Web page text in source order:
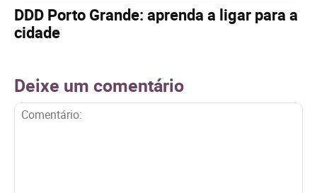
DDD Porto Grande: aprenda a ligar para a
cidade
Deixe um comentário